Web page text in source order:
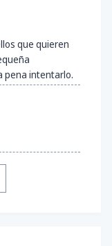
que quieren
pena intentarlo.